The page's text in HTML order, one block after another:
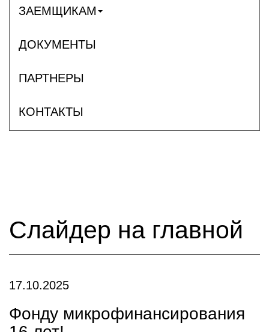
ЗАЕМЩИКАМ
ДОКУМЕНТЫ
ПАРТНЕРЫ
КОНТАКТЫ
Слайдер на главной
17.10.2025
Фонду микрофинансирования